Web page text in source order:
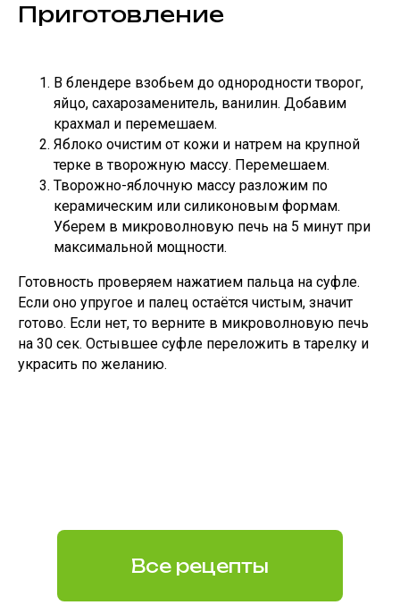
Приготовление
В блендере взобьем до однородности творог,
яйцо, сахарозаменитель, ванилин. Добавим
крахмал и перемешаем.
Яблоко очистим от кожи и натрем на крупной
терке в творожную массу. Перемешаем.
Творожно-яблочную массу разложим по
керамическим или силиконовым формам.
Уберем в микроволновую печь на 5 минут при
максимальной мощности.
Готовность проверяем нажатием пальца на суфле.
Если оно упругое и палец остаётся чистым, значит
готово. Если нет, то верните в микроволновую печь
на 30 сек. Остывшее суфле переложить в тарелку и
украсить по желанию.
Все рецепты